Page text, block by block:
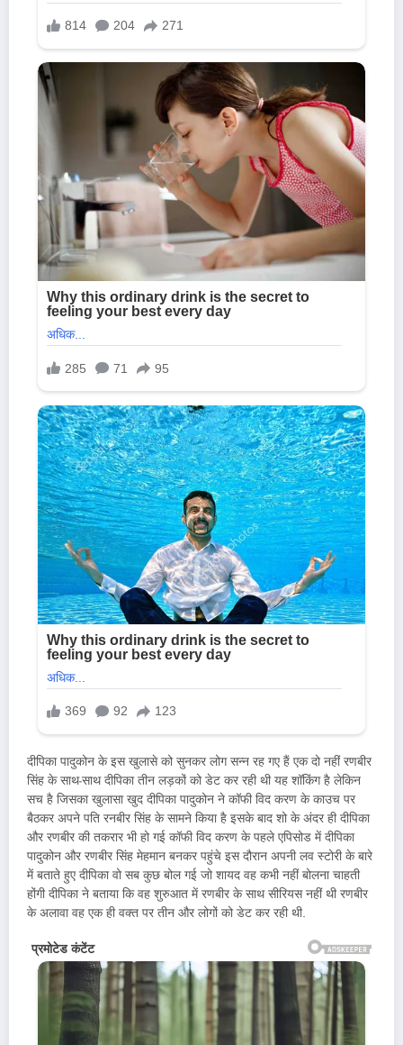
दीपिका पादुकोन के इस खुलासे को सुनकर लोग सन्न रह गए हैं एक दो नहीं रणबीर
सिंह के साथ-साथ दीपिका तीन लड़कों को डेट कर रही थी यह शॉकिंग है लेकिन
सच है जिसका खुलासा खुद दीपिका पादुकोन ने कॉफी विद करण के काउच पर
बैठकर अपने पति रनबीर सिंह के सामने किया है इसके बाद शो के अंदर ही दीपिका
और रणबीर की तकरार भी हो गई कॉफी विद करण के पहले एपिसोड में दीपिका
पादुकोन और रणबीर सिंह मेहमान बनकर पहुंचे इस दौरान अपनी लव स्टोरी के बारे
में बताते हुए दीपिका वो सब कुछ बोल गई जो शायद वह कभी नहीं बोलना चाहती
होंगी दीपिका ने बताया कि वह शुरुआत में रणबीर के साथ सीरियस नहीं थी रणबीर
के अलावा वह एक ही वक्त पर तीन और लोगों को डेट कर रही थी.